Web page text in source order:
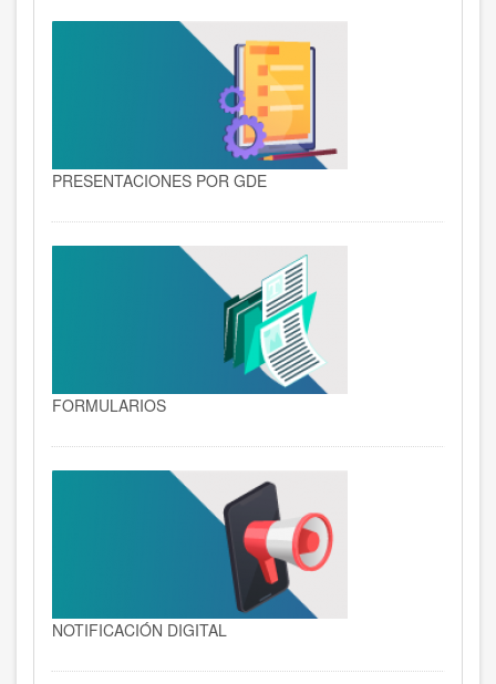
PRESENTACIONES POR GDE
FORMULARIOS
NOTIFICACIÓN DIGITAL